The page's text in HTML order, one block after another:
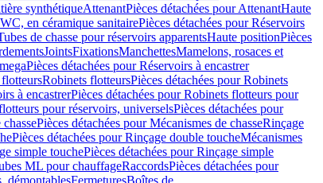
synthétiqueAttenantPièces détachées pour AttenantHaute
en céramique sanitairePièces détachées pour Réservoirs
de chasse pour réservoirs apparentsHaute positionPièces
JointsFixationsManchettesMamelons, rosaces et
Pièces détachées pour Réservoirs à encastrer
flotteursRobinets flotteursPièces détachées pour Robinets
à encastrerPièces détachées pour Robinets flotteurs pour
pour réservoirs, universelsPièces détachées pour
Pièces détachées pour Mécanismes de chasseRinçage
Pièces détachées pour Rinçage double toucheMécanismes
simple touchePièces détachées pour Rinçage simple
ML pour chauffageRaccordsPièces détachées pour
démontablesFermeturesBoîtes de